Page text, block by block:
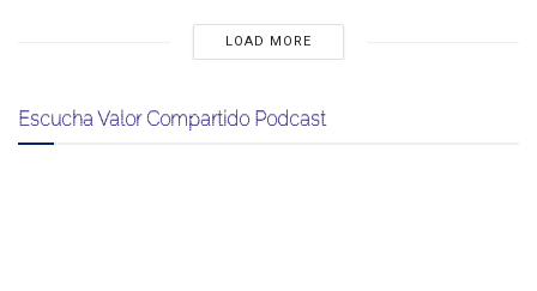
LOAD MORE
Escucha Valor Compartido Podcast